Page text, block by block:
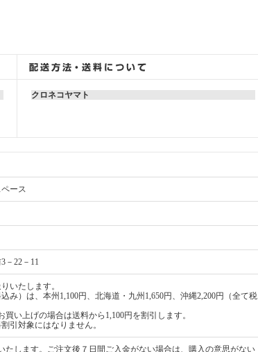
クロネコヤマト
ース
－22－11
いたします。
み）は、本州1,100円、北海道・九州1,650円、沖縄2,200円（全て税
買い上げの場合は送料から1,100円を割引します。
引対象にはなりません。
たします。ご注文後７日間ご入金がない場合は、購入の意思がない